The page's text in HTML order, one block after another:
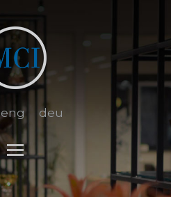
eng deu
Toggle main menu